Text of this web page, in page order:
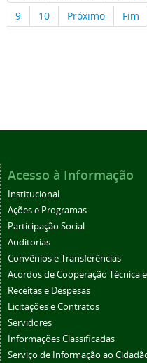
9
10 Próximo Fim
Acesso à Informação
Institucional
Ações e Programas
Participação Social
Auditorias
Convênios e Transferências
Acordos de Cooperação Técnica
Receitas e Despesas
Licitações e Contratos
Servidores
Informações Classificadas
Serviço de Informação ao